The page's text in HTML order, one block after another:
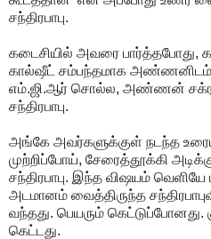
சந்திரபாபு.
கடைசியில் அவரை பார்த்தபோது,
கால்ஷீட் சம்பந்தமாக அண்ணனிடம்
எம்.ஜி.ஆர் சொல்ல, அண்ணன்
சந்திரபாபு.
அங்கே அவர்களுக்குள் நடந்த
முற்றிப்போய், சேரைத்தூக்கி
சந்திரபாபு. இந்த விஷயம் வெளியே
அடமானம் வைத்திருந்த
வந்தது. பெயரும் கெட்டுப்போனது.
கெட்டது.